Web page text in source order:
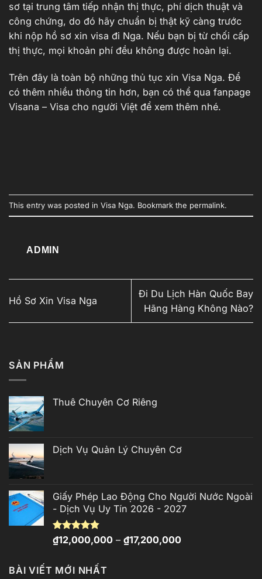
sơ tại trung tâm tiếp nhận thị thực, phí dịch thuật và
công chứng, do đó hãy chuẩn bị thật kỹ càng trước
khi nộp hồ sơ xin visa đi Nga. Nếu bạn bị từ chối cấp
thị thực, mọi khoản phí đều không được hoàn lại.
Trên đây là toàn bộ những thủ tục xin Visa Nga. Để
có thêm nhiều thông tin hơn, bạn có thể qua fanpage
Visana – Visa cho người Việt để xem thêm nhé.
This entry was posted in Visa Nga. Bookmark the permalink.
ADMIN
Hồ Sơ Xin Visa Nga
Đi Du Lịch Hàn Quốc Bay
Hãng Hàng Không Nào?
SẢN PHẨM
Thuê Chuyên Cơ Riêng
Dịch Vụ Quản Lý Chuyên Cơ
Giấy Phép Lao Động Cho Người Nước Ngoài
- Dịch Vụ Uy Tín 2026 - 2027
Được xếp
hạng
4.81
₫12,000,000 – ₫17,200,000Khoảng
BÀI VIẾT MỚI NHẤT